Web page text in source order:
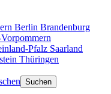
Berlin Brandenburg
Pfalz Saarland
Thüringen